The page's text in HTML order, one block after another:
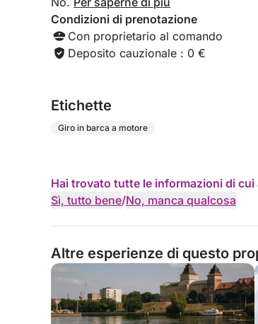
Condizioni di prenotazione
Con proprietario al comando
Deposito cauzionale : 0 €
Etichette
Giro in barca a motore
Hai trovato tutte le informazioni di
Sì, tutto bene/No, manca qualcosa
Altre esperienze di questo